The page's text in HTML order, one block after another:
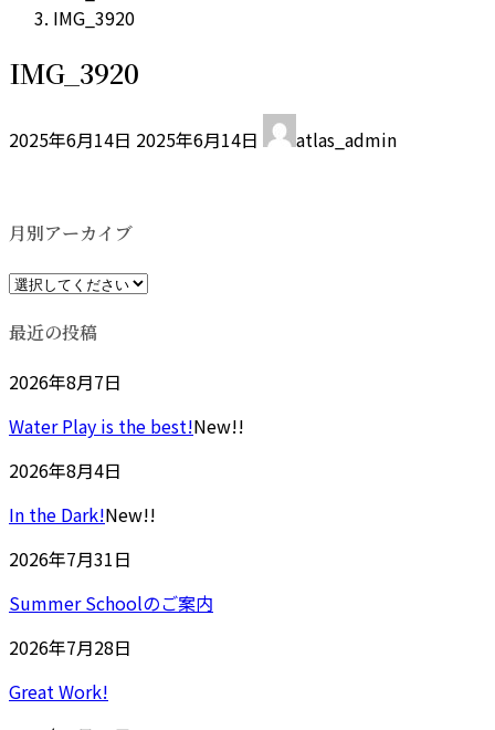
IMG_3920
IMG_3920
2025年6月14日 終
:
2025年6月14日 atlas_admin
月別アーカイブ
最近の投稿
2026年8月7日
Water Play is the best!New!!
2026年8月4日
In the Dark!New!!
2026年7月31日
Summer Schoolのご案内
2026年7月28日
Great Work!